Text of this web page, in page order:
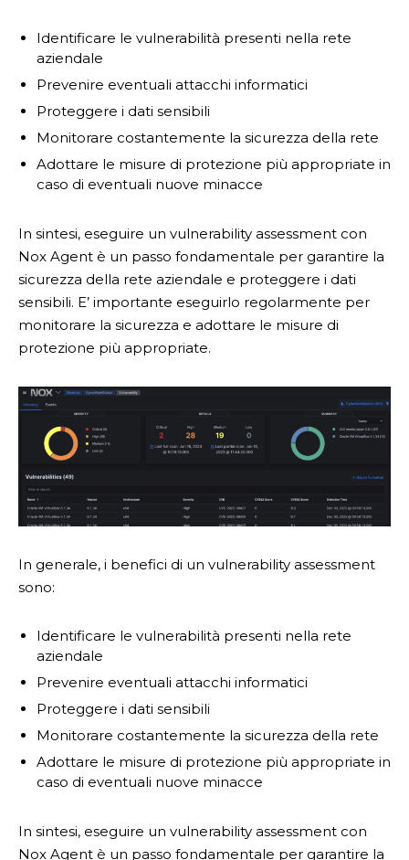
Identificare le vulnerabilità presenti nella rete
aziendale
Prevenire eventuali attacchi informatici
Proteggere i dati sensibili
Monitorare costantemente la sicurezza della rete
Adottare le misure di protezione più appropriate in
caso di eventuali nuove minacce
In sintesi, eseguire un vulnerability assessment con
Nox Agent è un passo fondamentale per garantire la
sicurezza della rete aziendale e proteggere i dati
sensibili. E’ importante eseguirlo regolarmente per
monitorare la sicurezza e adottare le misure di
protezione più appropriate.
In generale, i benefici di un vulnerability assessment
sono:
Identificare le vulnerabilità presenti nella rete
aziendale
Prevenire eventuali attacchi informatici
Proteggere i dati sensibili
Monitorare costantemente la sicurezza della rete
Adottare le misure di protezione più appropriate in
caso di eventuali nuove minacce
In sintesi, eseguire un vulnerability assessment con
Nox Agent è un passo fondamentale per garantire la